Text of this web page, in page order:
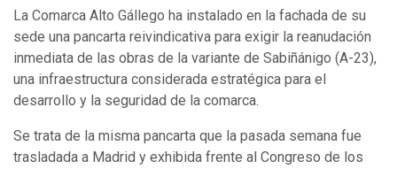
La Comarca Alto Gállego ha instalado en la fachada de su
sede una pancarta reivindicativa para exigir la reanudación
inmediata de las obras de la variante de Sabiñánigo (A-23),
una infraestructura considerada estratégica para el
desarrollo y la seguridad de la comarca.
Se trata de la misma pancarta que la pasada semana fue
trasladada a Madrid y exhibida frente al Congreso de los